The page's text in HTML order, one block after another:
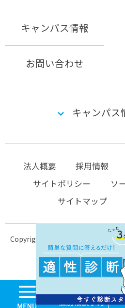
キャンパス情報
お問い合わせ
キャンパス
法人概要 採用情報
サイトポリシー
ソ
サイトマップ
Copyright © 2004-2026 KTC-